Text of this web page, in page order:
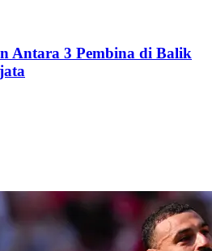
Antara 3 Pembina di Balik